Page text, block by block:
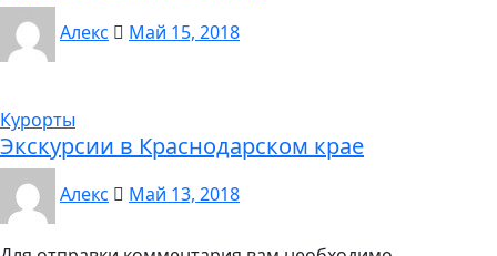
Алекс Май 15, 2018
Курорты
Экскурсии в Краснодарском крае
Алекс Май 13, 2018